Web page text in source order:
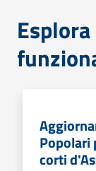
Popolari
corti